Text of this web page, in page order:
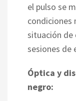
el pulso se
condiciones
situación de
sesiones de
Óptica y
negro: